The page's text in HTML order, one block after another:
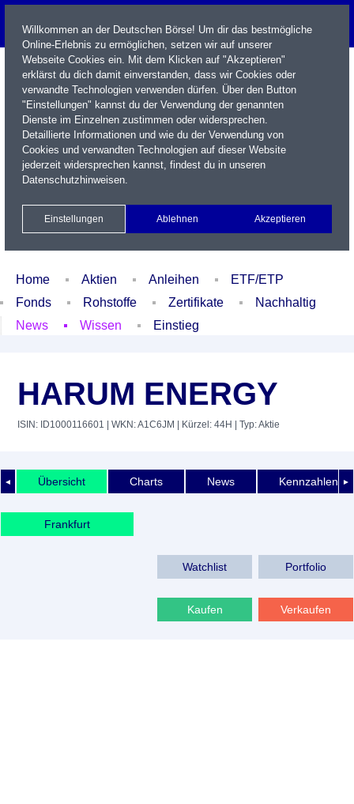
Name / WKN / ISIN / Kürzel
Xetra Realtime
Watchlist Portfolio Login
Home Aktien Anleihen
ETF/ETP
Fonds
Rohstoffe Zertifikate
Nachhaltig
News
Wissen Einstieg
HARUM ENERGY
ISIN: ID1000116601 | WKN: A1C6JM | Kürzel: 44H | Typ: Aktie
◄ ►
Übersicht Charts News Kennzahlen
Frankfurt
Watchlist Portfolio
Kaufen Verkaufen
Willkommen an der Deutschen Börse! Um dir das bestmögliche
Online-Erlebnis zu ermöglichen, setzen wir auf unserer
Webseite Cookies ein. Mit dem Klicken auf "Akzeptieren"
erklärst du dich damit einverstanden, dass wir Cookies oder
verwandte Technologien verwenden dürfen. Über den Button
"Einstellungen" kannst du der Verwendung der genannten
Dienste im Einzelnen zustimmen oder widersprechen.
Detaillierte Informationen und wie du der Verwendung von
Cookies und verwandten Technologien auf dieser Website
jederzeit widersprechen kannst, findest du in unseren
Datenschutzhinweisen.
Einstellungen Ablehnen Akzeptieren